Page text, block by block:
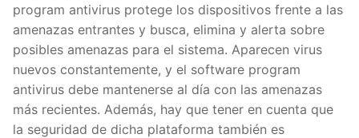
program antivirus protege los dispositivos frente a las
amenazas entrantes y busca, elimina y alerta sobre
posibles amenazas para el sistema. Aparecen virus
nuevos constantemente, y el software program
antivirus debe mantenerse al día con las amenazas
más recientes. Además, hay que tener en cuenta que
la seguridad de dicha plataforma también es